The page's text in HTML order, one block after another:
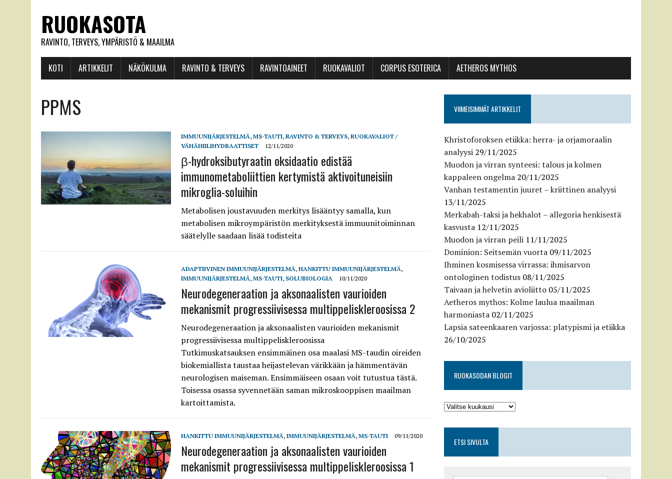
RUOKASOTA
RAVINTO, TERVEYS, YMPÄRISTÖ & MAAILMA
KOTI ARTIKKELIT NÄKÖKULMA RAVINTO & TERVEYS RAVINTOAINEET RUOKAVALIOT CORPUS ESOTERICA AETHEROS MYTHOS
PPMS
IMMUUNIJÄRJESTELMÄ, MS-TAUTI, RAVINTO & TERVEYS, RUOKAVALIOT /
VÄHÄHIILIHYDRAATTISET
12/11/2020
β-hydroksibutyraatin oksidaatio edistää
immunometaboliittien kertymistä aktivoituneisiin
mikroglia-soluihin
Metabolisen joustavuuden merkitys lisääntyy samalla, kun
metabolisen mikroympäristön merkityksestä immuunitoiminnan
säätelylle saadaan lisää todisteita
ADAPTIIVINEN IMMUUNIJÄRJESTELMÄ, HANKITTU IMMUUNIJÄRJESTELMÄ,
IMMUUNIJÄRJESTELMÄ, MS-TAUTI, SOLUBIOLOGIA 10/11/2020
Neurodegeneraation ja aksonaalisten vaurioiden
mekanismit progressiivisessa multippeliskleroosissa 2
Neurodegeneraation ja aksonaalisten vaurioiden mekanismit
progressiivisessa multippeliskleroosissa
Tutkimuskatsauksen ensimmäinen osa maalasi MS-taudin oireiden
biokemiallista taustaa heijastelevan värikkään ja hämmentävän
neurologisen maiseman. Ensimmäiseen osaan voit tutustua tästä.
Toisessa osassa syvennetään saman mikroskooppisen maailman
kartoittamista.
HANKITTU IMMUUNIJÄRJESTELMÄ, IMMUUNIJÄRJESTELMÄ, MS-TAUTI 09/11/2020
Neurodegeneraation ja aksonaalisten vaurioiden
mekanismit progressiivisessa multippeliskleroosissa 1
VIIMEISIMMÄT ARTIKKELIT
Khristoforoksen etiikka: herra- ja orjamoraalin
analyysi 29/11/2025
Muodon ja virran synteesi: talous ja kolmen
kappaleen ongelma 20/11/2025
Vanhan testamentin juuret – kriittinen analyysi
13/11/2025
Merkabah-taksi ja hekhalot – allegoria henkisestä
kasvusta 12/11/2025
Muodon ja virran peili 11/11/2025
Dominion: Seitsemän vuorta 09/11/2025
Ihminen kosmisessa virrassa: ihmisarvon
ontologinen todistus 08/11/2025
Taivaan ja helvetin avioliitto 05/11/2025
Aetheros mythos: Kolme laulua maailman
harmoniasta 02/11/2025
Lapsia sateenkaaren varjossa: platypismi ja etiikka
26/10/2025
RUOKASODAN BLOGIT
ETSI SIVULTA